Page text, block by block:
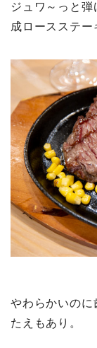
ジュワ～っと
成ロースステー
やわらかいのに
たえもあり。